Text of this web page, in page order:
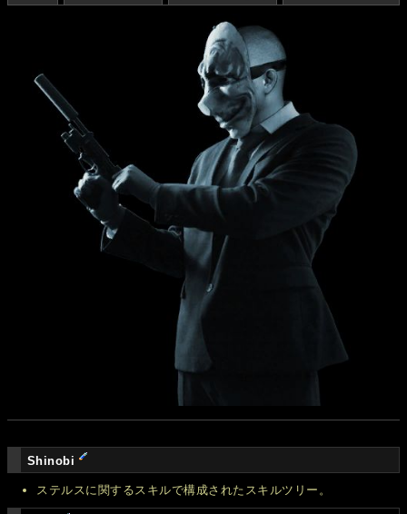
Shinobi
ステルスに関するスキルで構成されたスキルツリー。